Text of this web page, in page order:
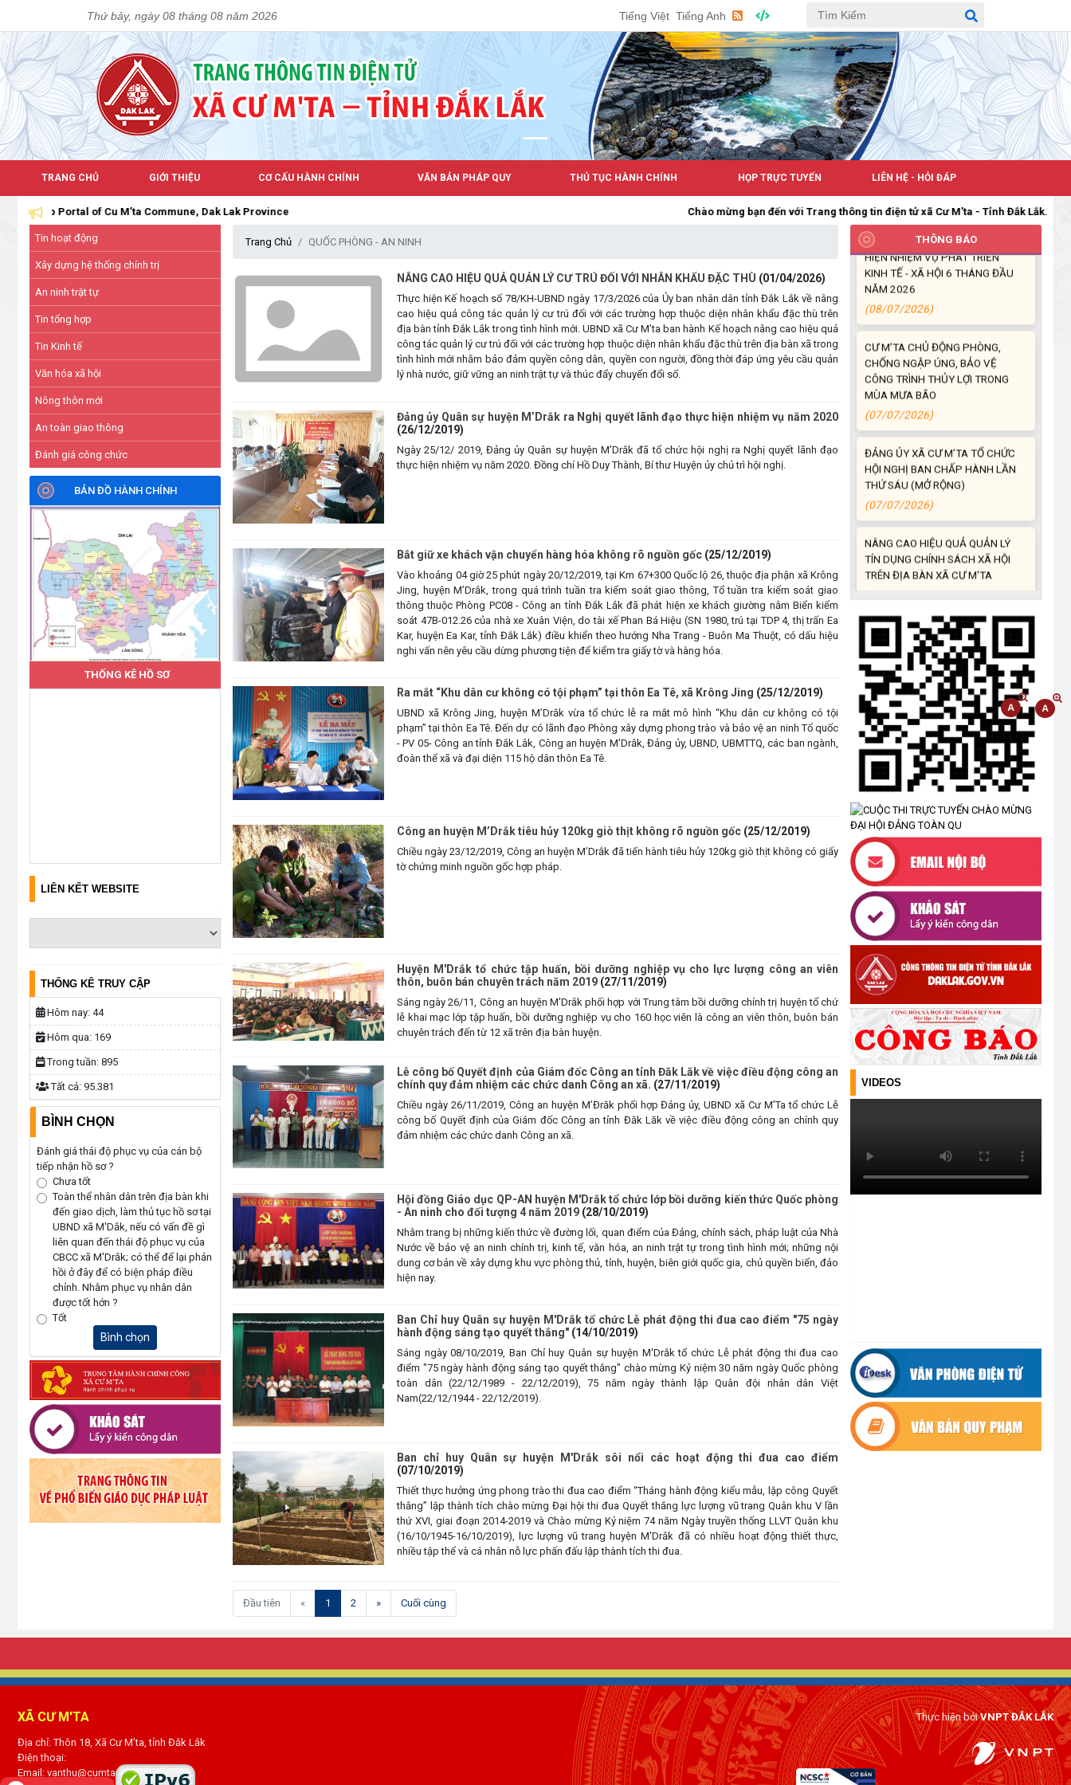
Thứ bảy, ngày 08 tháng 08 năm 2026 Tiếng Việt Tiếng Anh
TRANG CHỦ GIỚI THIỆU CƠ CẤU HÀNH CHÍNH VĂN BẢN PHÁP QUY THỦ TỤC HÀNH CHÍNH HỌP TRỰC TUYẾN LIÊN HỆ - HỎI ĐÁP
of Cu M’ta Commune, Dak Lak Province Chào mừng bạn đến với Trang thông tin điện tử xã Cư M'ta - Tỉnh Đắk Lắk. Welcome to the
Tin hoạt động
Xây dựng hệ thống chính trị
An ninh trật tự
Tin tổng hợp
Tin Kinh tế
Văn hóa xã hội
Nông thôn mới
An toàn giao thông
Đánh giá công chức
BẢN ĐỒ HÀNH CHÍNH
THỐNG KÊ HỒ SƠ
LIÊN KẾT WEBSITE
THỐNG KÊ TRUY CẬP
Hôm nay: 44
Hôm qua: 169
Trong tuần: 895
Tất cả: 95.381
BÌNH CHỌN
Đánh giá thái độ phục vụ của cán bộ
tiếp nhận hồ sơ ?
Chưa tốt
Toàn thể nhân dân trên địa bàn khi
đến giao dịch, làm thủ tục hồ sơ tại
UBND xã M'Dắk, nếu có vấn đề gì
liên quan đến thái độ phục vụ của
CBCC xã M'Drắk; có thể để lại phản
hồi ở đây để có biện pháp điều
chỉnh. Nhằm phục vụ nhân dân
được tốt hớn ?
Tốt
Bình chọn
Trang Chủ QUỐC PHÒNG - AN NINH
NÂNG CAO HIỆU QUẢ QUẢN LÝ CƯ TRÚ ĐỐI VỚI NHÂN KHẨU ĐẶC THÙ (01/04/2026)
Thực hiện Kế hoạch số 78/KH-UBND ngày 17/3/2026 của Ủy ban nhân dân tỉnh Đắk Lắk về nâng
cao hiệu quả công tác quản lý cư trú đối với các trường hợp thuộc diện nhân khẩu đặc thù trên
địa bàn tỉnh Đắk Lắk trong tình hình mới. UBND xã Cư M’ta ban hành Kế hoạch nâng cao hiệu quả
công tác quản lý cư trú đối với các trường hợp thuộc diện nhân khẩu đặc thù trên địa bàn xã trong
tình hình mới nhằm bảo đảm quyền công dân, quyền con người, đồng thời đáp ứng yêu cầu quản
lý nhà nước, giữ vững an ninh trật tự và thúc đẩy chuyển đổi số.
Đảng ủy Quân sự huyện M’Drắk ra Nghị quyết lãnh đạo thực hiện nhiệm vụ năm 2020
(26/12/2019)
Ngày 25/12/ 2019, Đảng ủy Quân sự huyện M’Drắk đã tổ chức hội nghị ra Nghị quyết lãnh đạo
thực hiện nhiệm vụ năm 2020. Đồng chí Hồ Duy Thành, Bí thư Huyện ủy chủ trì hội nghị.
Bắt giữ xe khách vận chuyển hàng hóa không rõ nguồn gốc (25/12/2019)
Vào khoảng 04 giờ 25 phút ngày 20/12/2019, tại Km 67+300 Quốc lộ 26, thuộc địa phận xã Krông
Jing, huyện M’Drắk, trong quá trình tuần tra kiểm soát giao thông, Tổ tuần tra kiểm soát giao
thông thuộc Phòng PC08 - Công an tỉnh Đắk Lắk đã phát hiện xe khách giường nằm Biển kiểm
soát 47B-012.26 của nhà xe Xuân Viện, do tài xế Phan Bá Hiệu (SN 1980, trú tại TDP 4, thị trấn Ea
Kar, huyện Ea Kar, tỉnh Đắk Lắk) điều khiển theo hướng Nha Trang - Buôn Ma Thuột, có dấu hiệu
nghi vấn nên yêu cầu dừng phương tiện để kiểm tra giấy tờ và hàng hóa.
Ra mắt “Khu dân cư không có tội phạm” tại thôn Ea Tê, xã Krông Jing (25/12/2019)
UBND xã Krông Jing, huyện M’Drắk vừa tổ chức lễ ra mắt mô hình “Khu dân cư không có tội
phạm” tại thôn Ea Tê. Đến dự có lãnh đạo Phòng xây dựng phong trào và bảo vệ an ninh Tổ quốc
- PV 05- Công an tỉnh Đắk Lắk, Công an huyện M’Drắk, Đảng ủy, UBND, UBMTTQ, các ban ngành,
đoàn thể xã và đại diện 115 hộ dân thôn Ea Tê.
Công an huyện M’Drắk tiêu hủy 120kg giò thịt không rõ nguồn gốc (25/12/2019)
Chiều ngày 23/12/2019, Công an huyện M’Drắk đã tiến hành tiêu hủy 120kg giò thịt không có giấy
tờ chứng minh nguồn gốc hợp pháp.
Huyện M'Drắk tổ chức tập huấn, bồi dưỡng nghiệp vụ cho lực lượng công an viên
thôn, buôn bán chuyên trách năm 2019 (27/11/2019)
Sáng ngày 26/11, Công an huyện M'Drắk phối hợp với Trung tâm bồi dưỡng chính trị huyện tổ chứ
lễ khai mạc lớp tập huấn, bồi dưỡng nghiệp vụ cho 160 học viên là công an viên thôn, buôn bán
chuyên trách đến từ 12 xã trên địa bàn huyện.
Lễ công bố Quyết định của Giám đốc Công an tỉnh Đăk Lăk về việc điều động công an
chính quy đảm nhiệm các chức danh Công an xã. (27/11/2019)
Chiều ngày 26/11/2019, Công an huyện M’Đrăk phối hợp Đảng ủy, UBND xã Cư M’Ta tổ chức Lễ
công bố Quyết định của Giám đốc Công an tỉnh Đăk Lăk về việc điều động công an chính quy
đảm nhiệm các chức danh Công an xã.
Hội đồng Giáo dục QP-AN huyện M'Drắk tổ chức lớp bồi dưỡng kiến thức Quốc phòng
- An ninh cho đối tượng 4 năm 2019 (28/10/2019)
Nhằm trang bị những kiến thức về đường lối, quan điểm của Đảng, chính sách, pháp luật của Nhà
Nước về bảo vệ an ninh chính trị, kinh tế, văn hóa, an ninh trật tự trong tình hình mới; những nội
dung cơ bản về xây dựng khu vực phòng thủ, tỉnh, huyện, biên giới quốc gia, chủ quyền biển, đảo
hiện nay.
Ban Chỉ huy Quân sự huyện M'Drắk tổ chức Lễ phát động thi đua cao điểm "75 ngày
hành động sáng tạo quyết thắng" (14/10/2019)
Sáng ngày 08/10/2019, Ban Chỉ huy Quân sự huyện M'Drắk tổ chức Lễ phát động thi đua cao
điểm "75 ngày hành động sáng tạo quyết thắng" chào mừng Kỷ niệm 30 năm ngày Quốc phòng
toàn dân (22/12/1989 - 22/12/2019), 75 năm ngày thành lập Quân đội nhân dân Việt
Nam(22/12/1944 - 22/12/2019).
Ban chỉ huy Quân sự huyện M'Drắk sôi nổi các hoạt động thi đua cao điểm
(07/10/2019)
Thiết thực hưởng ứng phong trào thi đua cao điểm “Tháng hành động kiểu mẫu, lập công Quyết
thắng” lập thành tích chào mừng Đại hội thi đua Quyết thắng lực lượng vũ trang Quân khu V lần
thứ XVI, giai đoạn 2014-2019 và Chào mừng Kỷ niệm 74 năm Ngày truyền thống LLVT Quân khu
(16/10/1945-16/10/2019), lực lượng vũ trang huyện M'Drắk đã có nhiều hoạt động thiết thực,
nhiều tập thể và cá nhân nỗ lực phấn đấu lập thành tích thi đua.
Đầu tiên « 1 (current)
2 » Cuối cùng
THÔNG BÁO
ĐIỂM TỰA PHÁT TRIỂN KINH TẾ
CỦA THANH NIÊN XÃ CƯ M’TA
(14/07/2026)
TÍN DỤNG CHÍNH SÁCH XÃ HỘI
TIẾP TỤC PHÁT HUY HIỆU QUẢ,
GÓP PHẦN GIẢM NGHÈO BỀN
VỮNG VÀ PHÁT TRIỂN KINH TẾ
TẠI XÃ CƯ M’TA
(09/07/2026)
UBND XÃ CƯ M’TA SƠ KẾT THỰC
HIỆN NHIỆM VỤ PHÁT TRIỂN
KINH TẾ - XÃ HỘI 6 THÁNG ĐẦU
NĂM 2026
(08/07/2026)
CƯ M’TA CHỦ ĐỘNG PHÒNG,
CHỐNG NGẬP ÚNG, BẢO VỆ
CÔNG TRÌNH THỦY LỢI TRONG
MÙA MƯA BÃO
(07/07/2026)
ĐẢNG ỦY XÃ CƯ M’TA TỔ CHỨC
HỘI NGHỊ BAN CHẤP HÀNH LẦN
THỨ SÁU (MỞ RỘNG)
(07/07/2026)
NÂNG CAO HIỆU QUẢ QUẢN LÝ
TÍN DỤNG CHÍNH SÁCH XÃ HỘI
TRÊN ĐỊA BÀN XÃ CƯ M'TA
(07/07/2026)
DANH MỤC THỦ TỤC HÀNH
CHÍNH THỰC HIỆN MỘT PHẦN
(30/07/2026)
CÔNG KHAI DANH MỤC THỦ TỤC
HÀNH CHÍNH THỰC HIỆN TOÀN
TRÌNH THUỘC THẨM QUYỀN GIẢI
QUYẾT CỦA UBND XÃ CƯ M’TA
(30/07/2026)
TẬP HUẤN NÂNG CAO KỸ NĂNG
TƯ VẤN KHỞI SỰ KINH DOANH
VÀ ĐIỀU HÀNH HOẠT ĐỘNG
NHÓM NĂM 2026
(21/07/2026)
ĐẢNG ỦY XÃ CƯ M’TA CÔNG BỐ
CÁC QUYẾT ĐỊNH VỀ CÔNG TÁC
CÁN BỘ
(21/07/2026)
CỦA THANH NIÊN XÃ CƯ M’TA
(14/07/2026)
(09/07/2026)
UBND XÃ CƯ M’TA SƠ KẾT THỰC
MÙA MƯA BÃO
(07/07/2026)
ĐẢNG ỦY XÃ CƯ M’TA TỔ CHỨC
HỘI NGHỊ BAN CHẤP HÀNH LẦN
THỨ SÁU (MỞ RỘNG)
VIDEOS
XÃ CƯ M'TA
Địa chỉ: Thôn 18, Xã Cư M’ta, tỉnh Đắk Lắk
Điện thoại:
Email: vanthu@cumta.daklak.gov.vn
Thực hiện bởiVNPT ĐẮK LẮK